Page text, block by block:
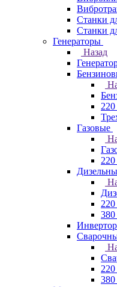
Станки
Станки
Генераторы
Назад
Газовые